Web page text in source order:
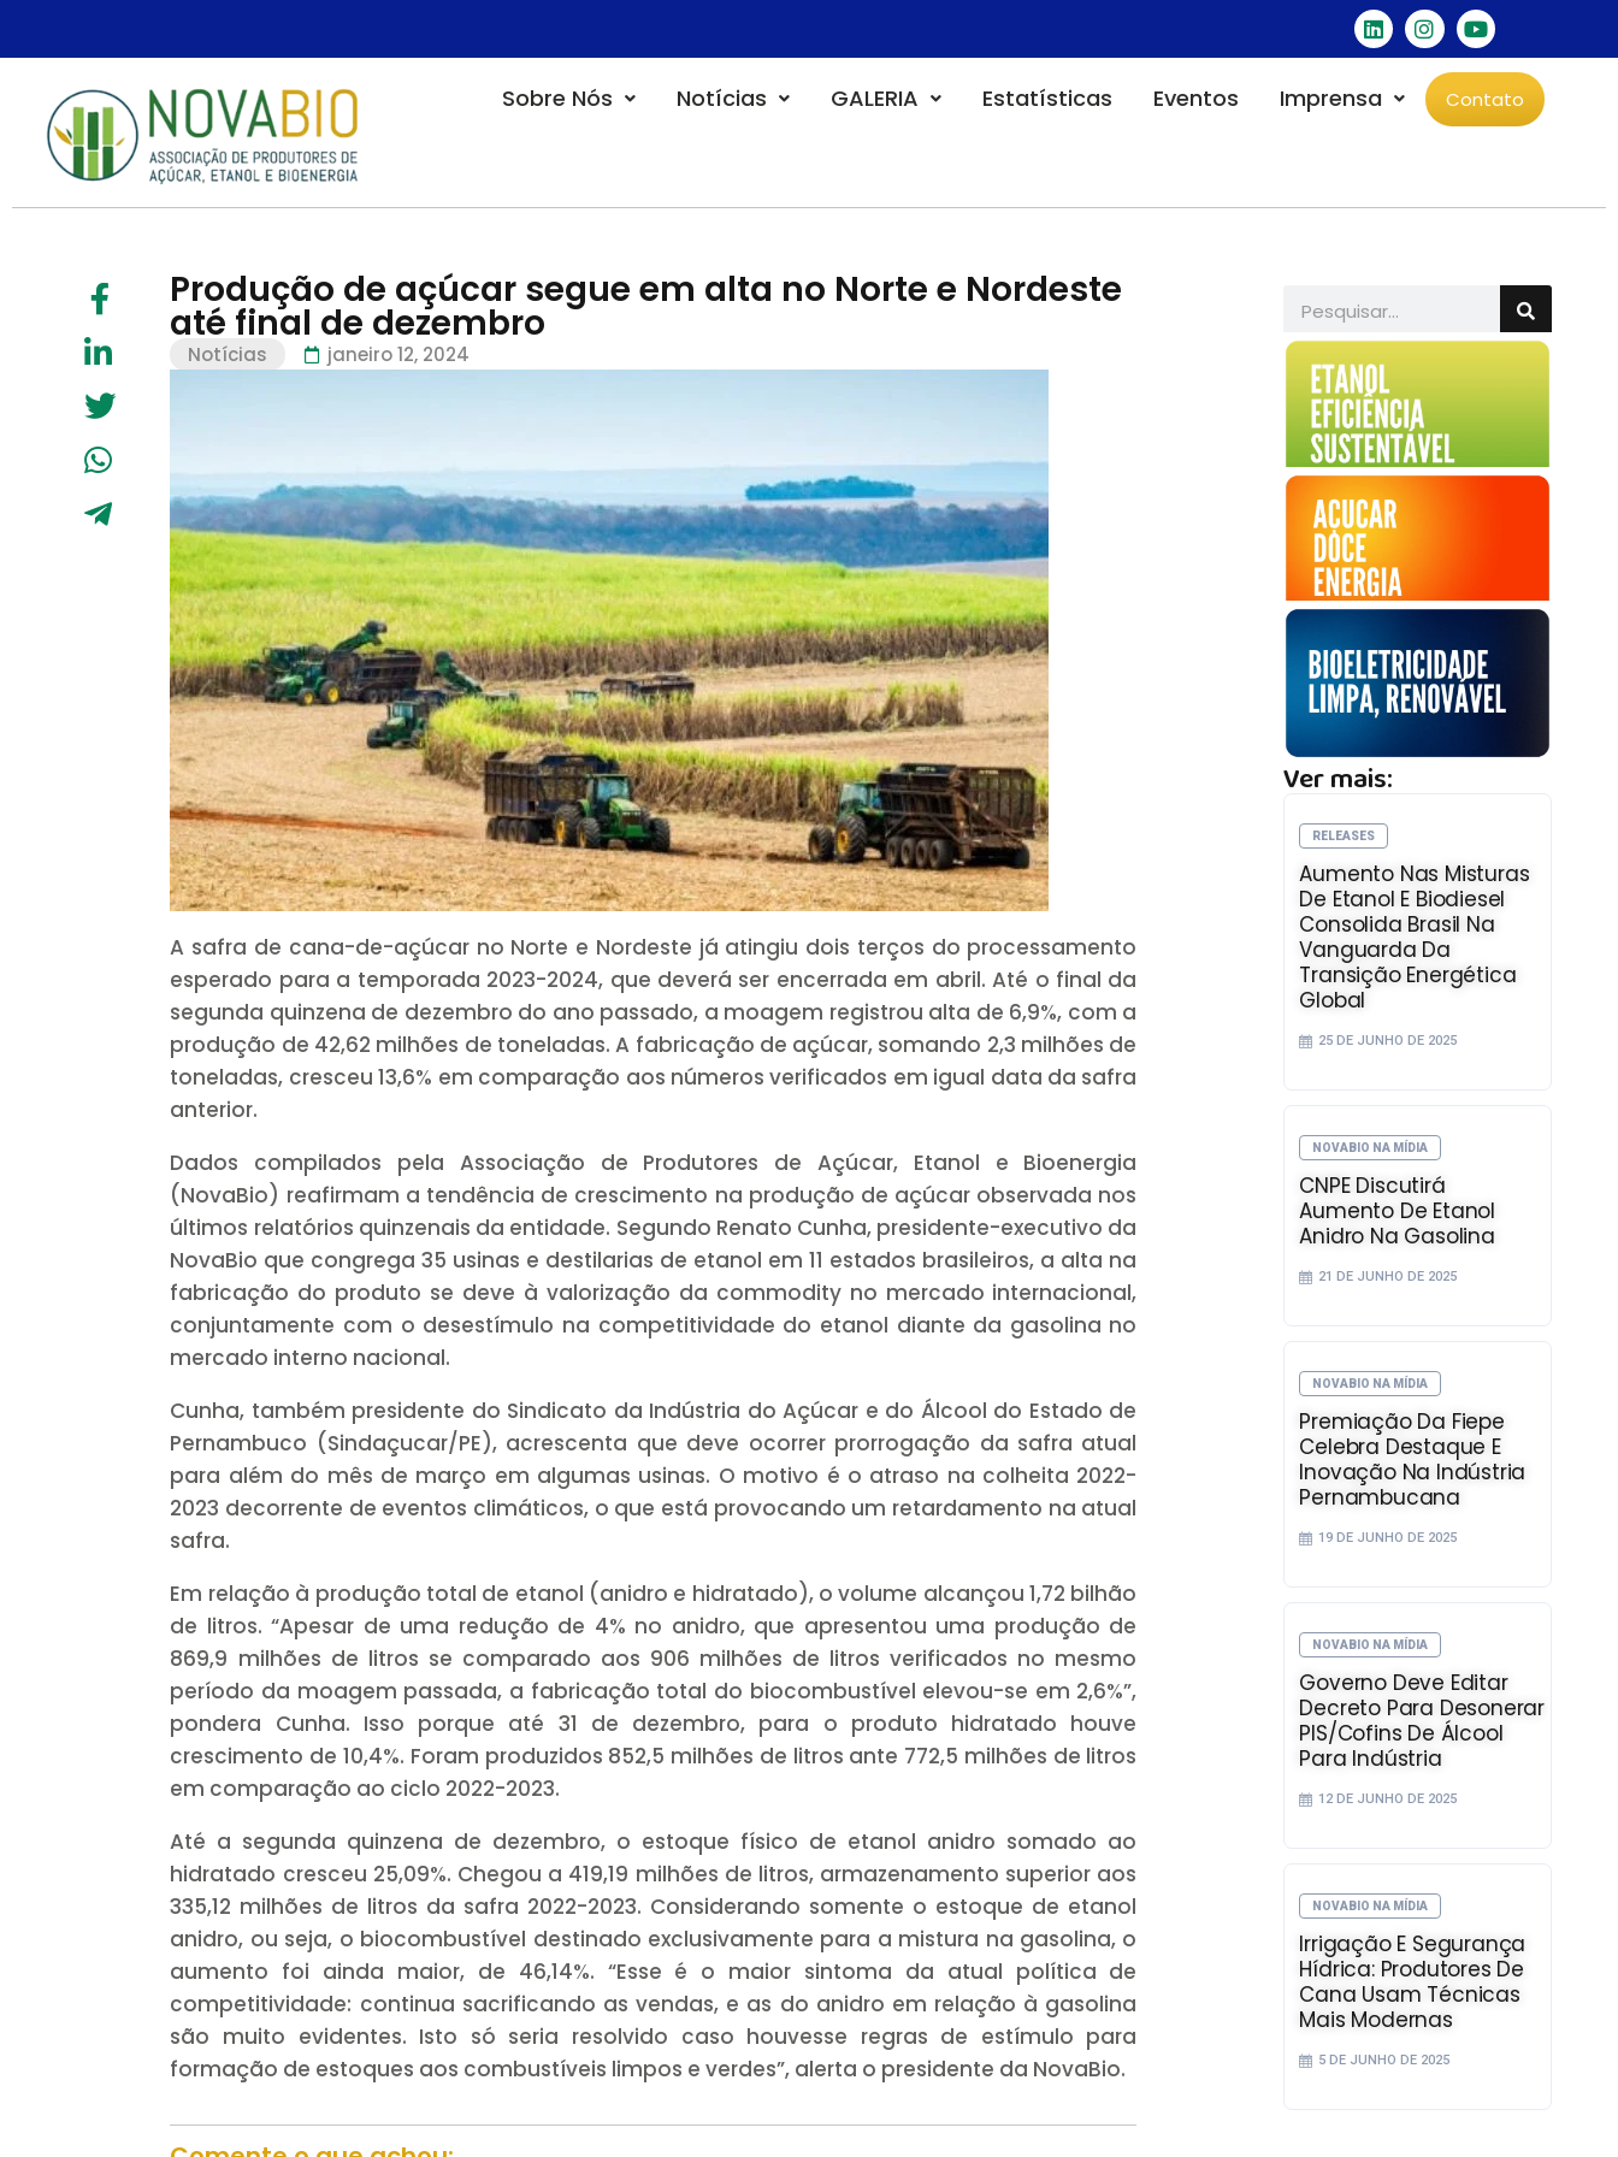
Sobre Nós Notícias GALERIA Estatísticas Eventos Imprensa Contato
Produção de açúcar segue em alta no Norte e Nordeste
até final de dezembro
Notícias janeiro 12, 2024
A safra de cana-de-açúcar no Norte e Nordeste já atingiu dois terços do processamento
esperado para a temporada 2023-2024, que deverá ser encerrada em abril. Até o final da
segunda quinzena de dezembro do ano passado, a moagem registrou alta de 6,9%, com a
produção de 42,62 milhões de toneladas. A fabricação de açúcar, somando 2,3 milhões de
toneladas, cresceu 13,6% em comparação aos números verificados em igual data da safra
anterior.
Dados compilados pela Associação de Produtores de Açúcar, Etanol e Bioenergia
(NovaBio) reafirmam a tendência de crescimento na produção de açúcar observada nos
últimos relatórios quinzenais da entidade. Segundo Renato Cunha, presidente-executivo da
NovaBio que congrega 35 usinas e destilarias de etanol em 11 estados brasileiros, a alta na
fabricação do produto se deve à valorização da commodity no mercado internacional,
conjuntamente com o desestímulo na competitividade do etanol diante da gasolina no
mercado interno nacional.
Cunha, também presidente do Sindicato da Indústria do Açúcar e do Álcool do Estado de
Pernambuco (Sindaçucar/PE), acrescenta que deve ocorrer prorrogação da safra atual
para além do mês de março em algumas usinas. O motivo é o atraso na colheita 2022-
2023 decorrente de eventos climáticos, o que está provocando um retardamento na atual
safra.
Em relação à produção total de etanol (anidro e hidratado), o volume alcançou 1,72 bilhão
de litros. “Apesar de uma redução de 4% no anidro, que apresentou uma produção de
869,9 milhões de litros se comparado aos 906 milhões de litros verificados no mesmo
período da moagem passada, a fabricação total do biocombustível elevou-se em 2,6%”,
pondera Cunha. Isso porque até 31 de dezembro, para o produto hidratado houve
crescimento de 10,4%. Foram produzidos 852,5 milhões de litros ante 772,5 milhões de litros
em comparação ao ciclo 2022-2023.
Até a segunda quinzena de dezembro, o estoque físico de etanol anidro somado ao
hidratado cresceu 25,09%. Chegou a 419,19 milhões de litros, armazenamento superior aos
335,12 milhões de litros da safra 2022-2023. Considerando somente o estoque de etanol
anidro, ou seja, o biocombustível destinado exclusivamente para a mistura na gasolina, o
aumento foi ainda maior, de 46,14%. “Esse é o maior sintoma da atual política de
competitividade: continua sacrificando as vendas, e as do anidro em relação à gasolina
são muito evidentes. Isto só seria resolvido caso houvesse regras de estímulo para
formação de estoques aos combustíveis limpos e verdes”, alerta o presidente da NovaBio.
Ver mais:
RELEASES
Aumento Nas Misturas
De Etanol E Biodiesel
Consolida Brasil Na
Vanguarda Da
Transição Energética
Global
25 DE JUNHO DE 2025
NOVABIO NA MÍDIA
CNPE Discutirá
Aumento De Etanol
Anidro Na Gasolina
21 DE JUNHO DE 2025
NOVABIO NA MÍDIA
Premiação Da Fiepe
Celebra Destaque E
Inovação Na Indústria
Pernambucana
19 DE JUNHO DE 2025
NOVABIO NA MÍDIA
Governo Deve Editar
Decreto Para Desonerar
PIS/Cofins De Álcool
Para Indústria
12 DE JUNHO DE 2025
NOVABIO NA MÍDIA
Irrigação E Segurança
Hídrica: Produtores De
Cana Usam Técnicas
Mais Modernas
5 DE JUNHO DE 2025